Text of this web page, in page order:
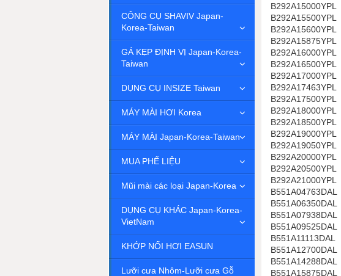
B292A15000YPL
B292A15500YPL
B292A15600YPL
B292A15875YPL
B292A16000YPL
B292A16500YPL
B292A17000YPL
B292A17463YPL
B292A17500YPL
B292A18000YPL
B292A18500YPL
B292A19000YPL
B292A19050YPL
B292A20000YPL
B292A20500YPL
B292A21000YPL
B551A04763DAL
B551A06350DAL
B551A07938DAL
B551A09525DAL
B551A11113DAL
B551A12700DAL
B551A14288DAL
B551A15875DAL
CÔNG CỤ SHAVIV Japan-
Korea-Taiwan
GÁ KẸP ĐỊNH VỊ Japan-Korea-
Taiwan
DỤNG CỤ INSIZE Taiwan
MÁY MÀI HƠI Korea
MÁY MÀI Japan-Korea-Taiwan
MUA PHẾ LIỆU
Mũi mài các loại Japan-Korea
DỤNG CỤ KHÁC Japan-Korea-
VietNam
KHỚP NỐI HƠI EASUN
Lưỡi cưa Nhôm-Lưỡi cưa Gỗ